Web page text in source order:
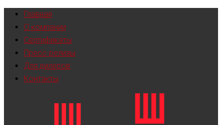
Главная
О компании
Сертификаты
Пресс-релизы
Для дилеров
Контакты